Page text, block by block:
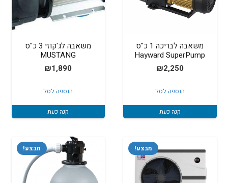
משאבה לבריכה 1 כ"ס
Hayward SuperPump
₪2,250
הוספה לסל
קנה כעת
משאבה לג'קוזי 3 כ"ס
MUSTANG
₪1,890
הוספה לסל
קנה כעת
מבצע! מבצע!